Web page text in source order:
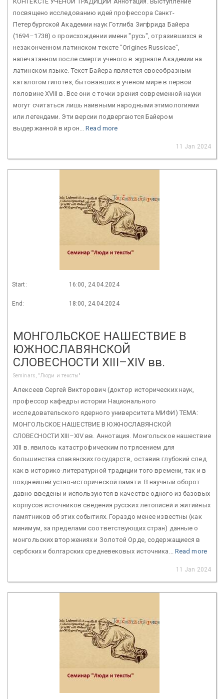
посвящено исследованию идей профессора Санкт-
Петербургской Академии наук Готлиба Зигфрида Байера
(1694–1738) о происхождении имени "русь", отразившихся в
незаконченном латинском тексте "Origines Russicae",
напечатанном после смерти ученого в журнале Академии на
латинском языке. Текст Байера является своеобразным
каталогом гипотез, бытовавших в ученом мире в первой
половине XVIII в. Все они с точки зрения современной науки
могут считаться лишь наивными народными этимологиями
или легендами. Эти версии подвергаются Байером
выдержанной в ирон...Read more
11 Jan 2024
Start: 16:00, 24.04.2024
End: 18:00, 24.04.2024
МОНГОЛЬСКОЕ НАШЕСТВИЕ В
ЮЖНОСЛАВЯНСКОЙ
СЛОВЕСНОСТИ XIII–XIV вв.
Seminars, "Люди и тексты"
Алексеев Сергей Викторович (доктор исторических наук,
профессор кафедры истории Национального
исследовательского ядерного университета МИФИ) ТЕМА:
МОНГОЛЬСКОЕ НАШЕСТВИЕ В ЮЖНОСЛАВЯНСКОЙ
СЛОВЕСНОСТИ XIII–XIV вв. Аннотация. Монгольское нашествие
XIII в. явилось катастрофическим потрясением для
большинства славянских государств, оставив глубокий след
как в историко-литературной традиции того времени, так и в
позднейшей устно-исторической памяти. В научный оборот
давно введены и используются в качестве одного из базовых
корпусов источников сведения русских летописей и житийных
памятников об этих событиях. Гораздо менее известны (как
минимум, за пределами соответствующих стран) данные о
монгольских вторжениях и Золотой Орде, содержащиеся в
сербских и болгарских средневековых источника... Read more
11 Jan 2024